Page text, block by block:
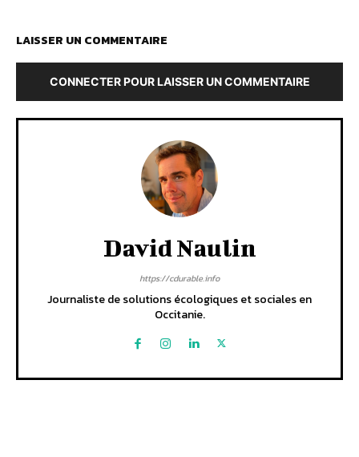
LAISSER UN COMMENTAIRE
CONNECTER POUR LAISSER UN COMMENTAIRE
David Naulin
https://cdurable.info
Journaliste de solutions écologiques et sociales en
Occitanie.